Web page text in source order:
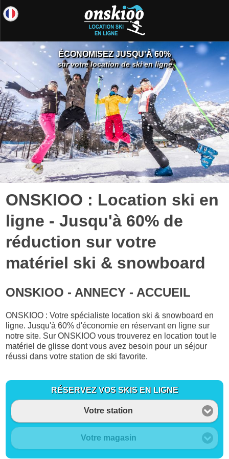
ÉCONOMISEZ JUSQU'À 60%
sur votre location de ski en ligne
ONSKIOO : Location ski en
ligne - Jusqu'à 60% de
réduction sur votre
matériel ski & snowboard
ONSKIOO - ANNECY - ACCUEIL
ONSKIOO : Votre spécialiste location ski & snowboard en
ligne. Jusqu'à 60% d'économie en réservant en ligne sur
notre site. Sur ONSKIOO vous trouverez en location tout le
matériel de glisse dont vous avez besoin pour un séjour
réussi dans votre station de ski favorite.
RÉSERVEZ VOS SKIS EN LIGNE
Votre station
Votre magasin